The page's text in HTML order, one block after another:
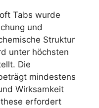
Tabs wurde
und
Struktur
unter höchsten
Die
mindestens
Wirksamkeit
erfordert